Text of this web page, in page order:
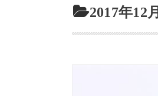
2017年12月